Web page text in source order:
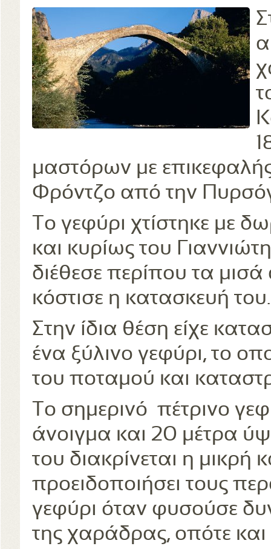
μαστόρων με
Φρόντζο από την
Το γεφύρι χτίστηκε με
και κυρίως του
διέθεσε περίπου τα
κόστισε η κατασκευή του.
Στην ίδια θέση είχε
ένα ξύλινο γεφύρι, το
του ποταμού και
Το σημερινό πέτρινο
άνοιγμα και 20 μέτρα
του διακρίνεται η
προειδοποιήσει τους
γεφύρι όταν φυσούσε
της χαράδρας, οπότε